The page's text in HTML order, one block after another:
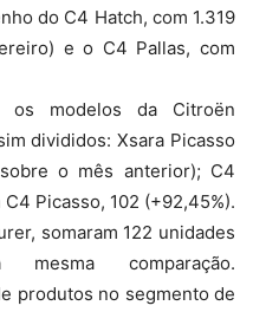
do C4 Hatch, com 1.319
e o C4 Pallas, com
os modelos da Citroën
divididos: Xsara Picasso
o mês anterior); C4
Picasso, 102 (+92,45%).
somaram 122 unidades
comparação.
produtos no segmento de